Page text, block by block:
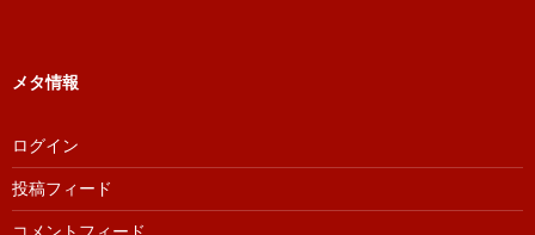
メタ情報
ログイン
投稿フィード